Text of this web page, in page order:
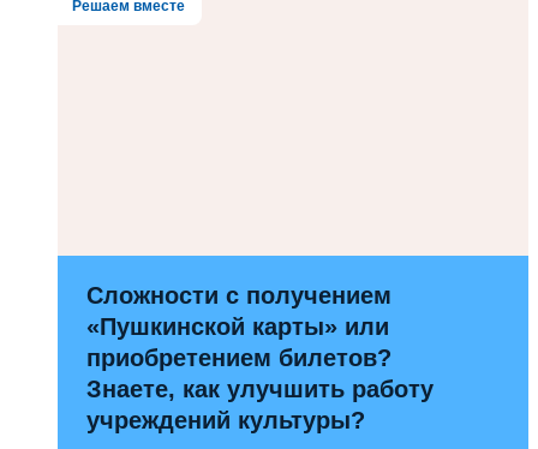
Решаем вместе
Сложности с получением
«Пушкинской карты» или
приобретением билетов?
Знаете, как улучшить работу
учреждений культуры?